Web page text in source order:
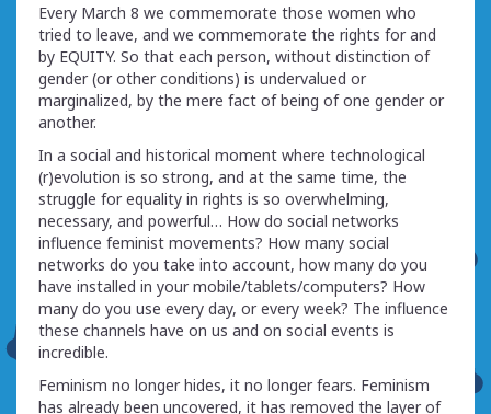
Every March 8 we commemorate those women who
tried to leave, and we commemorate the rights for and
by EQUITY. So that each person, without distinction of
gender (or other conditions) is undervalued or
marginalized, by the mere fact of being of one gender or
another.
In a social and historical moment where technological
(r)evolution is so strong, and at the same time, the
struggle for equality in rights is so overwhelming,
necessary, and powerful… How do social networks
influence feminist movements? How many social
networks do you take into account, how many do you
have installed in your mobile/tablets/computers? How
many do you use every day, or every week? The influence
these channels have on us and on social events is
incredible.
Feminism no longer hides, it no longer fears. Feminism
has already been uncovered, it has removed the layer of